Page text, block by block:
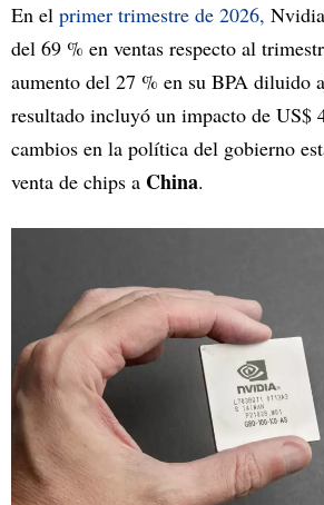
En el primer trimestre de 2026,
del 69 % en ventas respecto al
aumento del 27 % en su BPA diluido
resultado incluyó un impacto de US$
cambios en la política del gobierno
venta de chips a China.